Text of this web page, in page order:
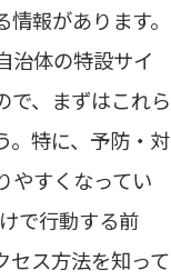
報があります。
治体の特設サイ
で、まずはこれら
。特に、予防・対
やすくなってい
で行動する前
セス方法を知って